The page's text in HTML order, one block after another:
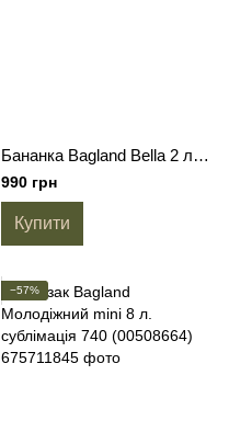
Бананка Bagland Bella 2 л. сублімація 740 (00202664)
990 грн
Купити
−57%